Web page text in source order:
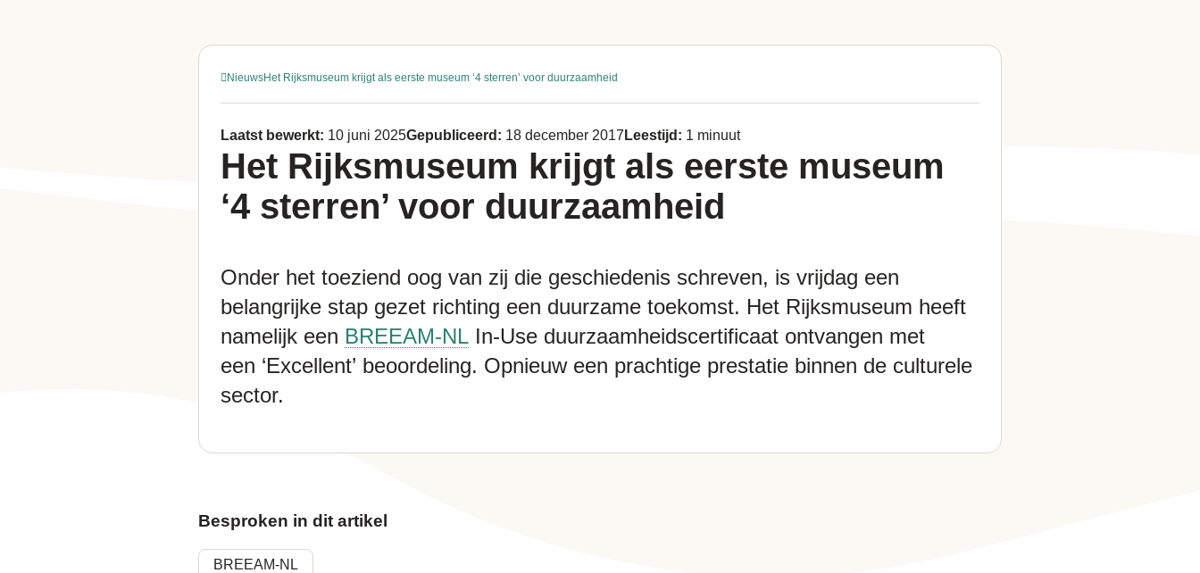
NieuwsHet Rijksmuseum krijgt als eerste museum ‘4 sterren’ voor duurzaamheid
Laatst bewerkt: 10 juni 2025Gepubliceerd: 18 december 2017 Leestijd: 1 minuut
Het Rijksmuseum krijgt als eerste museum
‘4 sterren’ voor duurzaamheid
Onder het toeziend oog van zij die geschiedenis schreven, is vrijdag een
belangrijke stap gezet richting een duurzame toekomst. Het Rijksmuseum heeft
namelijk een BREEAM-NL In-Use duurzaamheidscertificaat ontvangen met
een ‘Excellent’ beoordeling. Opnieuw een prachtige prestatie binnen de culturele
sector.
Besproken in dit artikel
BREEAM-NL